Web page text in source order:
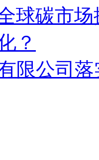
球碳市
？
限公司